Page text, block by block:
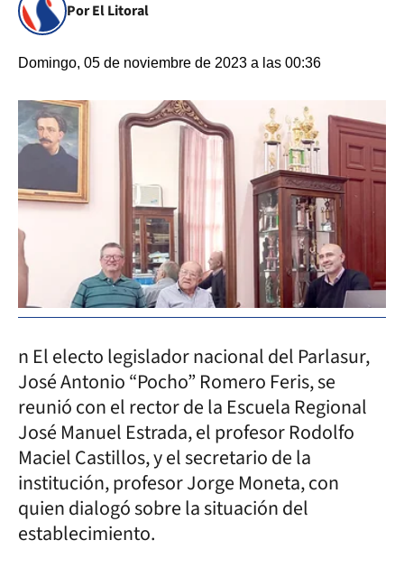
Por El Litoral
Domingo, 05 de noviembre de 2023 a las 00:36
n El electo legislador nacional del Parlasur,
José Antonio “Pocho” Romero Feris, se
reunió con el rector de la Escuela Regional
José Manuel Estrada, el profesor Rodolfo
Maciel Castillos, y el secretario de la
institución, profesor Jorge Moneta, con
quien dialogó sobre la situación del
establecimiento.